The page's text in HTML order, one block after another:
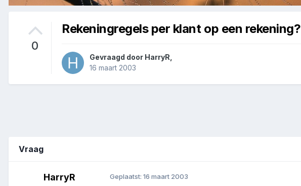
0
Rekeningregels per klant op een rekening?
Gevraagd door HarryR
16 maart 2003
Vraag
HarryR Geplaatst: 16 maart 2003